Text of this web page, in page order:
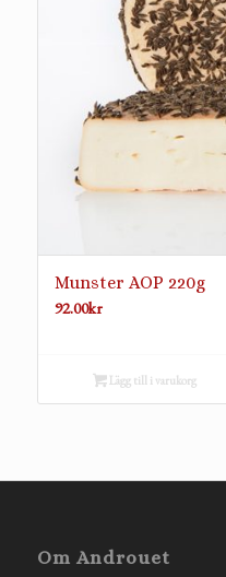
Munster AOP 220g
92.00kr
Lägg till i varukorg
Om Androuet